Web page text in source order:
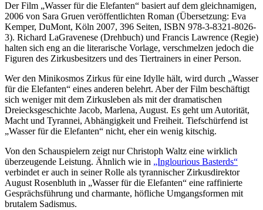
Der Film „Wasser für die Elefanten“ basiert auf dem gleichnamigen,
2006 von Sara Gruen veröffentlichten Roman (Übersetzung: Eva
Kemper, DuMont, Köln 2007, 396 Seiten, ISBN 978-3-8321-8026-
3). Richard LaGravenese (Drehbuch) und Francis Lawrence (Regie)
halten sich eng an die literarische Vorlage, verschmelzen jedoch die
Figuren des Zirkusbesitzers und des Tiertrainers in einer Person.
Wer den Minikosmos Zirkus für eine Idylle hält, wird durch „Wasser
für die Elefanten“ eines anderen belehrt. Aber der Film beschäftigt
sich weniger mit dem Zirkusleben als mit der dramatischen
Dreiecksgeschichte Jacob, Marlena, August. Es geht um Autorität,
Macht und Tyrannei, Abhängigkeit und Freiheit. Tiefschürfend ist
„Wasser für die Elefanten“ nicht, eher ein wenig kitschig.
Von den Schauspielern zeigt nur Christoph Waltz eine wirklich
überzeugende Leistung. Ähnlich wie in „Inglourious Basterds“
verbindet er auch in seiner Rolle als tyrannischer Zirkusdirektor
August Rosenbluth in „Wasser für die Elefanten“ eine raffinierte
Gesprächsführung und charmante, höfliche Umgangsformen mit
brutalem Sadismus.